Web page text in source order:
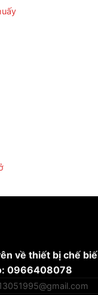
về thiết bị chế
0966408078